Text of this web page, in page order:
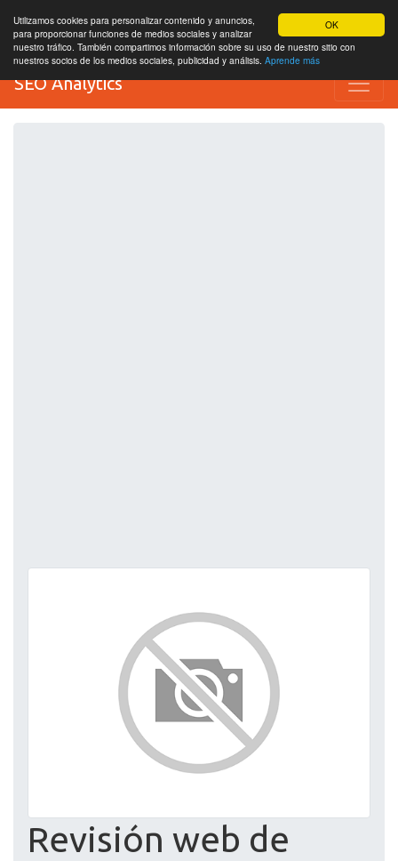
OK
Utilizamos cookies para personalizar contenido y anuncios,
para proporcionar funciones de medios sociales y analizar
nuestro tráfico. También compartimos información sobre su uso de nuestro sitio con
nuestros socios de los medios sociales, publicidad y análisis. Aprende más
SEO Analytics
Revisión web de